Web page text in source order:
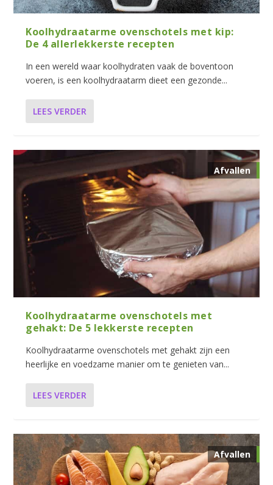
Koolhydraatarme ovenschotels met kip:
De 4 allerlekkerste recepten
In een wereld waar koolhydraten vaak de boventoon
voeren, is een koolhydraatarm dieet een gezonde...
LEES VERDER
Afvallen
Koolhydraatarme ovenschotels met
gehakt: De 5 lekkerste recepten
Koolhydraatarme ovenschotels met gehakt zijn een
heerlijke en voedzame manier om te genieten van...
LEES VERDER
Afvallen